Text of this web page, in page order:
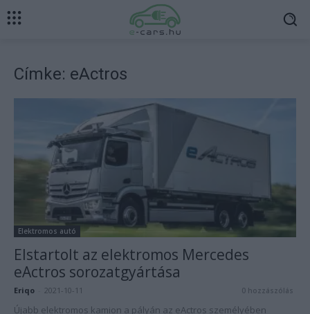
Címke: eActros
Elektromos autó
Elstartolt az elektromos Mercedes
eActros sorozatgyártása
Eriqo 2021-10-11 0 hozzászólás
Újabb elektromos kamion a pályán az eActros személyében